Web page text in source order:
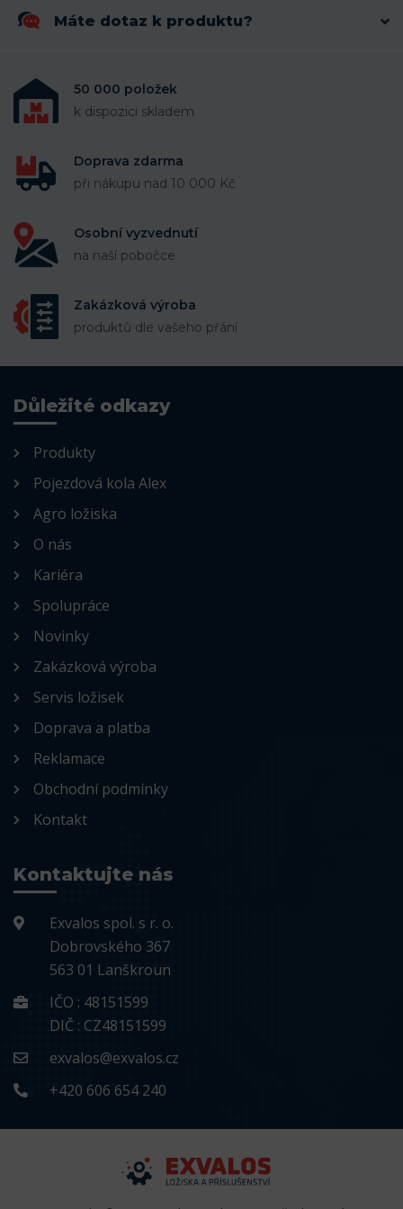
Máte dotaz k produktu?
50 000 položek
k dispozici skladem
Doprava zdarma
při nákupu nad 10 000 Kč
Osobní vyzvednutí
na naší pobočce
Zakázková výroba
produktů dle vašeho přání
Důležité odkazy
Produkty
Pojezdová kola Alex
Agro ložiska
O nás
Kariéra
Spolupráce
Novinky
Zakázková výroba
Servis ložisek
Doprava a platba
Reklamace
Obchodní podmínky
Kontakt
Kontaktujte nás
Exvalos spol. s r. o.
Dobrovského 367
563 01 Lanškroun
IČO : 48151599
DIČ : CZ48151599
exvalos@exvalos.cz
+420 606 654 240